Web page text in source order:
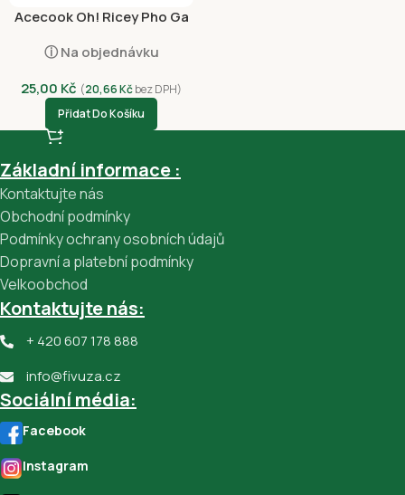
Acecook Oh! Ricey Pho Ga
ⓘ Na objednávku
25,00 Kč (20,66Kčbez DPH)
Přidat Do Košíku
Základní informace :
Kontaktujte nás
Obchodní podmínky
Podmínky ochrany osobních údajů
Dopravní a platební podmínky
Velkoobchod
Kontaktujte nás:
+ 420 607 178 888
info@fivuza.cz
Sociální média:
Facebook
Instagram